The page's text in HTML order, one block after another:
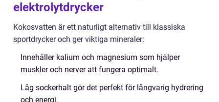
elektrolytdrycker
Kokosvatten är ett naturligt alternativ till klassiska
sportdrycker och ger viktiga mineraler:
Innehåller kalium och magnesium som hjälper
muskler och nerver att fungera optimalt.
Låg sockerhalt gör det perfekt för långvarig hydrering
och energi.